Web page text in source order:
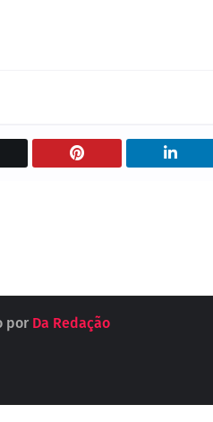
por Da Redação